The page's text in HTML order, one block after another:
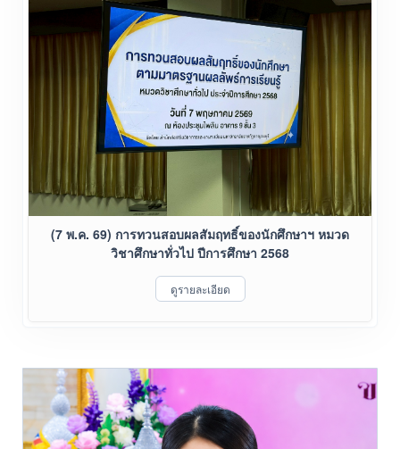
(7 พ.ค. 69) การทวนสอบผลสัมฤทธิ์ของนักศึกษาฯ หมวด
วิชาศึกษาทั่วไป ปีการศึกษา 2568
ดูรายละเอียด